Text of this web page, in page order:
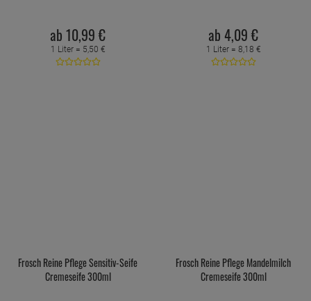
ab 10,99 €
1 Liter = 5,50 €
ab 4,09 €
1 Liter = 8,18 €
Frosch Reine Pflege Sensitiv-Seife
Cremeseife 300ml
Frosch Reine Pflege Mandelmilch
Cremeseife 300ml